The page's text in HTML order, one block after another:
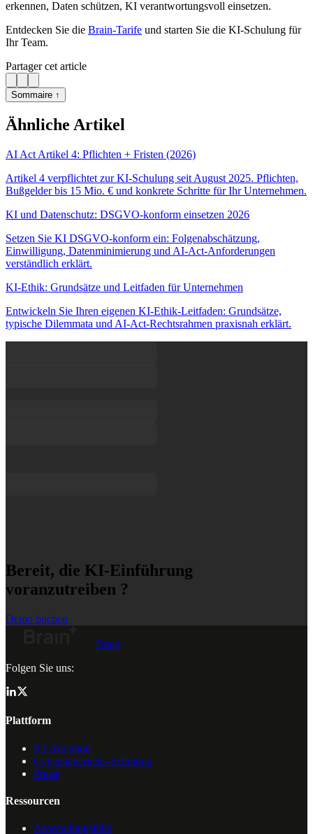
erkennen, Daten schützen, KI verantwortungsvoll einsetzen.
Entdecken Sie die Brain-Tarife und starten Sie die KI-Schulung für
Ihr Team.
Partager cet article
Sommaire ↑
Ähnliche Artikel
AI Act Artikel 4: Pflichten + Fristen (2026)
Artikel 4 verpflichtet zur KI-Schulung seit August 2025. Pflichten,
Bußgelder bis 15 Mio. € und konkrete Schritte für Ihr Unternehmen.
KI und Datenschutz: DSGVO-konform einsetzen 2026
Setzen Sie KI DSGVO-konform ein: Folgenabschätzung,
Einwilligung, Datenminimierung und AI-Act-Anforderungen
verständlich erklärt.
KI-Ethik: Grundsätze und Leitfaden für Unternehmen
Entwickeln Sie Ihren eigenen KI-Ethik-Leitfaden: Grundsätze,
typische Dilemmata und AI-Act-Rechtsrahmen praxisnah erklärt.
Bereit, die KI-Einführung
voranzutreiben ?
Demo buchen
Brain
Folgen Sie uns:
Plattform
KI-Adoption
Cybersicherheits-Schulung
Preise
Ressourcen
Anwendungsfälle